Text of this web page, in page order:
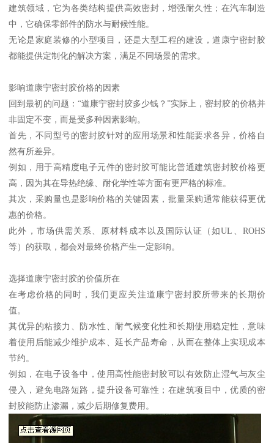
建筑领域，它为各类结构提供高效密封，增强耐久性；在汽车制造
中，它确保零部件的防水与耐候性能。
无论是家庭装修的小型项目，还是大型工程的建设，道康宁密封胶
都能提供定制化的解决方案，满足不同场景的需求。
影响道康宁密封胶价格的因素
回到最初的问题：“道康宁密封胶多少钱？”实际上，密封胶的价格并
非固定不变，而是受多种因素影响。
首先，不同型号的密封胶针对的应用场景和性能要求各异，价格自
然有所差异。
例如，用于高精度电子元件的密封胶可能比普通建筑密封胶价格更
高，因为其在导热绝缘、耐化学性等方面有更严格的标准。
其次，采购量也是影响价格的关键因素，批量采购通常能获得更优
惠的价格。
此外，市场供需关系、原材料成本以及国际认证（如UL、ROHS
等）的获取，都会对最终价格产生一定影响。
选择道康宁密封胶的价值所在
在考虑价格的同时，我们更应关注道康宁密封胶所带来的长期价
值。
其优异的粘接力、防水性、耐气候变化性和长期使用稳定性，意味
着使用后能减少维护成本、延长产品寿命，从而在整体上实现成本
节约。
例如，在电子设备中，使用高性能密封胶可以有效防止湿气与灰尘
侵入，避免电路短路，提升设备可靠性；在建筑项目中，优质的密
封胶能防止渗漏，减少后期修复费用。